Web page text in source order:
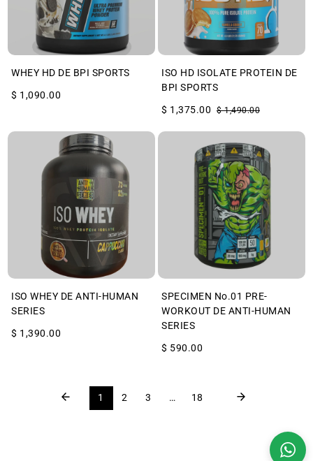
WHEY HD DE BPI SPORTS
$ 1,090.00
ISO HD ISOLATE PROTEIN DE
BPI SPORTS
$ 1,375.00
$ 1,490.00
ISO WHEY DE ANTI-HUMAN
SERIES
$ 1,390.00
SPECIMEN No.01 PRE-
WORKOUT DE ANTI-HUMAN
SERIES
$ 590.00
1 2 3 … 18